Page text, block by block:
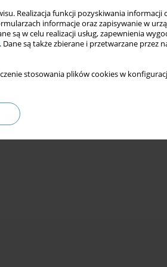
Realizacja funkcji pozyskiwania informacji
informacje oraz zapisywanie w
są w celu realizacji usług, zapewnienia
. Dane są także zbierane i przetwarzane przez
stosowania plików cookies w